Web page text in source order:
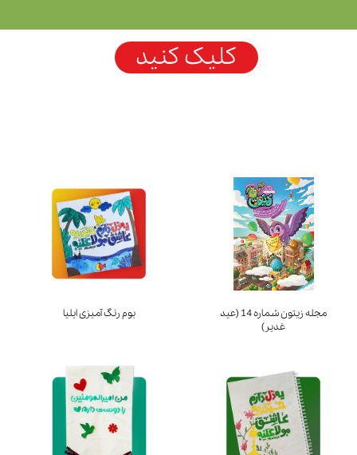
کلیک کنید
مجله زیتون شماره 14 (عید
غدیر)
بوم رنگ آمیزی ایلیا